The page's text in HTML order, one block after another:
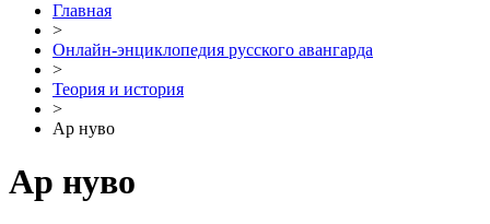
Главная
>
Онлайн-энциклопедия русского авангарда
>
Теория и история
>
Ар нуво
Ар нуво